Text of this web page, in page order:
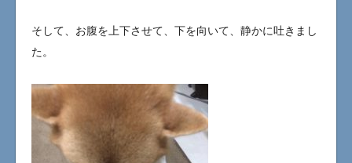
そして、お腹を上下させて、下を向いて、静かに吐きまし
た。